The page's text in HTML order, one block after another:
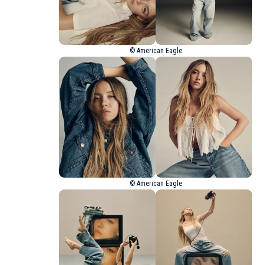
© American Eagle
© American Eagle